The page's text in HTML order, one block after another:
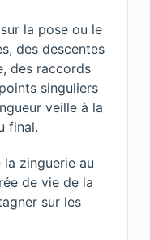
la pose ou le
des descentes
des raccords
singuliers
veille à la
final.
zinguerie au
de vie de la
sur les